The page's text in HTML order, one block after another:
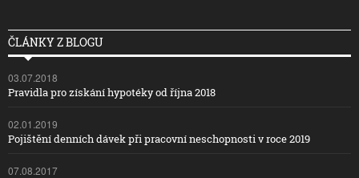
ČLÁNKY Z BLOGU
03.07.2018
Pravidla pro získání hypotéky od října 2018
02.01.2019
Pojištění denních dávek při pracovní neschopnosti v roce 2019
07.08.2017